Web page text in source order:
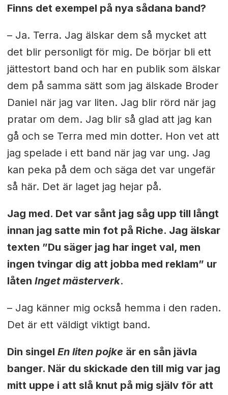
Finns det exempel på nya sådana band?
– Ja. Terra. Jag älskar dem så mycket att
det blir personligt för mig. De börjar bli ett
jättestort band och har en publik som älskar
dem på samma sätt som jag älskade Broder
Daniel när jag var liten. Jag blir rörd när jag
pratar om dem. Jag blir så glad att jag kan
gå och se Terra med min dotter. Hon vet att
jag spelade i ett band när jag var ung. Jag
kan peka på dem och säga det var ungefär
så här. Det är laget jag hejar på.
Jag med. Det var sånt jag såg upp till långt
innan jag satte min fot på Riche. Jag älskar
texten ”Du säger jag har inget val, men
ingen tvingar dig att jobba med reklam” ur
låten Inget mästerverk.
– Jag känner mig också hemma i den raden.
Det är ett väldigt viktigt band.
Din singel En liten pojke är en sån jävla
banger. När du skickade den till mig var jag
mitt uppe i att slå knut på mig själv för att